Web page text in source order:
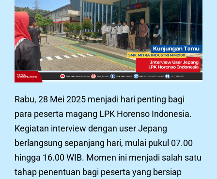
Rabu, 28 Mei 2025 menjadi hari penting bagi
para peserta magang LPK Horenso Indonesia.
Kegiatan interview dengan user Jepang
berlangsung sepanjang hari, mulai pukul 07.00
hingga 16.00 WIB. Momen ini menjadi salah satu
tahap penentuan bagi peserta yang bersiap